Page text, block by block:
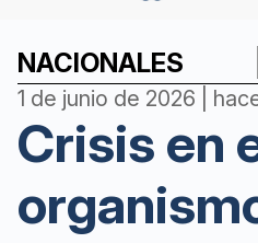
NACIONALES
1 de junio de 2026 |
Crisis en